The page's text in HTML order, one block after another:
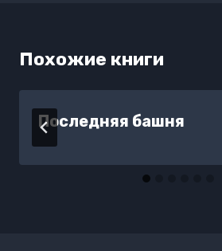
Похожие книги
Последняя башня